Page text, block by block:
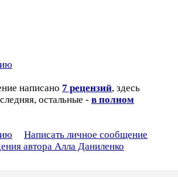
написано 7 рецензий, здесь
остальные - в полном
Написать личное сообщение
автора Алла Даниленко